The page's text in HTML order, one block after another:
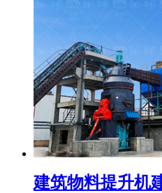
建筑物料提升机